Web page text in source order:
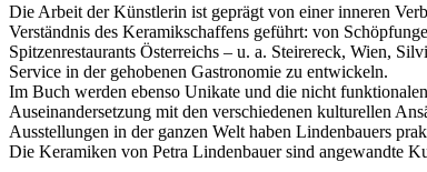
Die Arbeit der Künstlerin ist geprägt von einer inneren
Verständnis des Keramikschaffens geführt: von
Spitzenrestaurants Österreichs – u. a. Steirereck, Wien,
Service in der gehobenen Gastronomie zu entwickeln.
Im Buch werden ebenso Unikate und die nicht
Auseinandersetzung mit den verschiedenen kulturellen
Ausstellungen in der ganzen Welt haben Lindenbauers
Die Keramiken von Petra Lindenbauer sind angewandte